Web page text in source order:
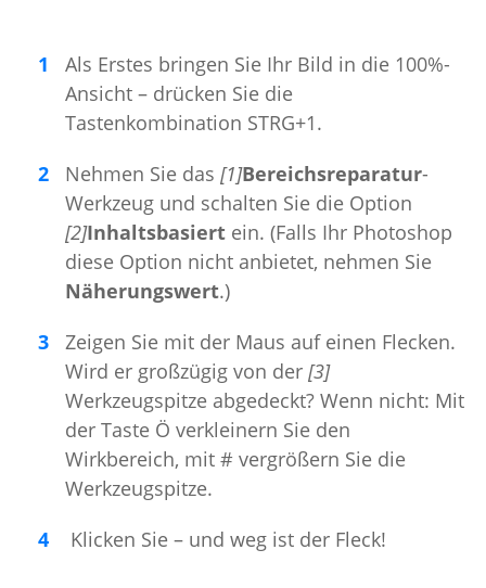
Als Erstes bringen Sie Ihr Bild in die 100%-
Ansicht – drücken Sie die
Tastenkombination STRG+1.
Nehmen Sie das [1]Bereichsreparatur-
Werkzeug und schalten Sie die Option
[2]Inhaltsbasiert ein. (Falls Ihr Photoshop
diese Option nicht anbietet, nehmen Sie
Näherungswert.)
Zeigen Sie mit der Maus auf einen Flecken.
Wird er großzügig von der [3]
Werkzeugspitze abgedeckt? Wenn nicht: Mit
der Taste Ö verkleinern Sie den
Wirkbereich, mit # vergrößern Sie die
Werkzeugspitze.
Klicken Sie – und weg ist der Fleck!